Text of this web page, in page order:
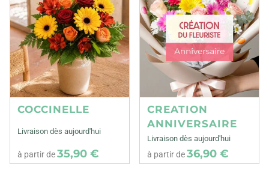
COCCINELLE
Livraison dès aujourd'hui
à partir de35,90 €
CREATION
ANNIVERSAIRE
Livraison dès aujourd'hui
à partir de36,90 €